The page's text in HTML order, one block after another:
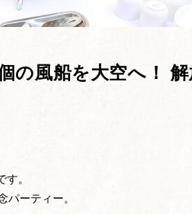
の風船を大空へ！
。
ーティー。